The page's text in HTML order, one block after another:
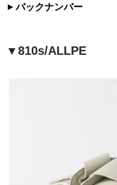
バックナンバー
▼810s/ALLPE